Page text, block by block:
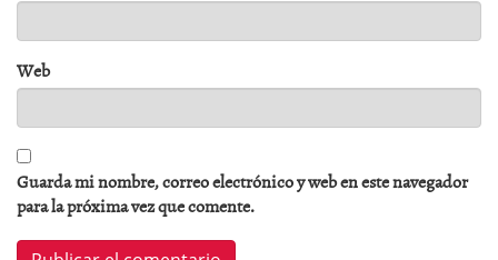
Web
Guarda mi nombre, correo electrónico y web en este navegador
para la próxima vez que comente.